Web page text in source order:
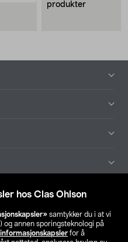
hos Clas Ohlson
samtykker du i at vi
og annen sporingsteknologi på
for å
produkter
butikk